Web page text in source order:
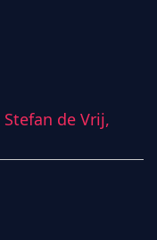
Stefan de Vrij,